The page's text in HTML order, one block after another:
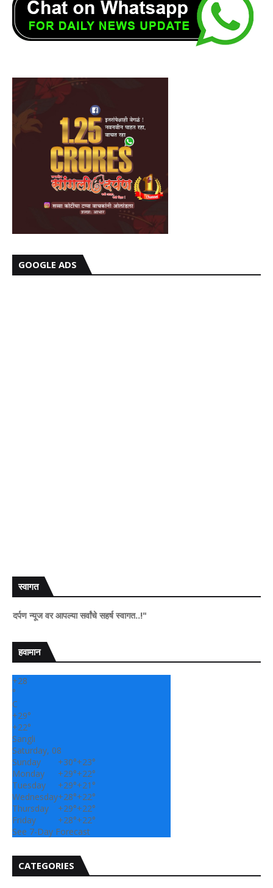
GOOGLE ADS
स्वागत
न्यूज वर आपल्या सर्वांचे सहर्ष स्वागत..!"
हवामान
+28
°
C
+29°
+22°
Sangli
Saturday, 08
Sunday
+30°+23°
Monday
+29°+22°
Tuesday
+29°+21°
Wednesday+28°+22°
Thursday
+29°+22°
Friday
+28°+22°
See 7-Day Forecast
CATEGORIES